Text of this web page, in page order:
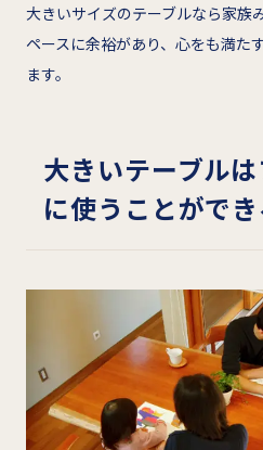
大きいサイズのテーブルなら家族
ペースに余裕があり、心をも満た
ます。
大きいテーブル
に使うことができ